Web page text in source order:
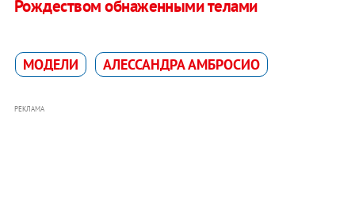
Рождеством обнаженными телами
МОДЕЛИ АЛЕССАНДРА АМБРОСИО
РЕКЛАМА